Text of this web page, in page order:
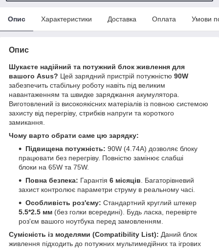
Опис Характеристики Доставка Оплата Умови
Опис
Шукаєте надійний та потужний блок живлення для
вашого Asus? Цей зарядний пристрій потужністю 90W
забезпечить стабільну роботу навіть під великим
навантаженням та швидке заряджання акумулятора.
Виготовлений із високоякісних матеріалів із повною системою
захисту від перегріву, стрибків напруги та короткого
замикання.
Чому варто обрати саме цю зарядку:
Підвищена потужність: 90W (4.74A) дозволяє блоку
працювати без перегріву. Повністю замінює слабші
блоки на 65W та 75W.
Повна безпека: Гарантія 6 місяців . Багаторівневий
захист контролює параметри струму в реальному часі.
Особливість роз'єму: Стандартний круглий штекер
5.5*2.5 мм (без голки всередині). Будь ласка, перевірте
роз'єм вашого ноутбука перед замовленням.
Сумісність із моделями (Compatibility List): Даний блок
живлення підходить до потужних мультимедійних та ігрових